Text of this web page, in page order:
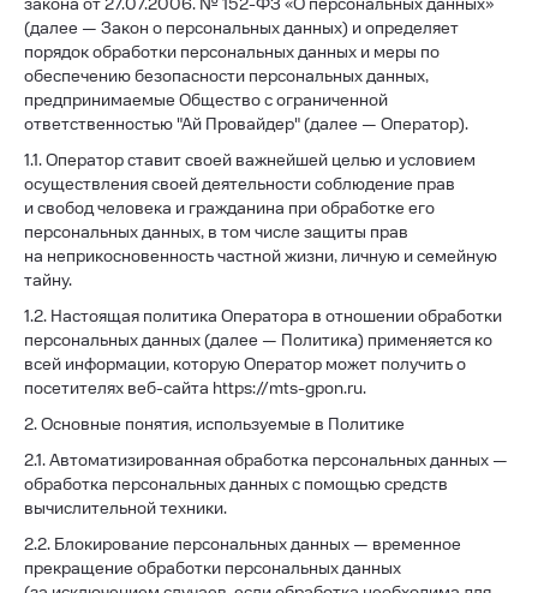
закона от 27.07.2006. № 152-ФЗ «О персональных данных»
(далее — Закон о персональных данных) и определяет
порядок обработки персональных данных и меры по
обеспечению безопасности персональных данных,
предпринимаемые Общество с ограниченной
ответственностью "Ай Провайдер" (далее — Оператор).
1.1. Оператор ставит своей важнейшей целью и условием
осуществления своей деятельности соблюдение прав
и свобод человека и гражданина при обработке его
персональных данных, в том числе защиты прав
на неприкосновенность частной жизни, личную и семейную
тайну.
1.2. Настоящая политика Оператора в отношении обработки
персональных данных (далее — Политика) применяется ко
всей информации, которую Оператор может получить о
посетителях веб-сайта https://mts-gpon.ru.
2. Основные понятия, используемые в Политике
2.1. Автоматизированная обработка персональных данных —
обработка персональных данных с помощью средств
вычислительной техники.
2.2. Блокирование персональных данных — временное
прекращение обработки персональных данных